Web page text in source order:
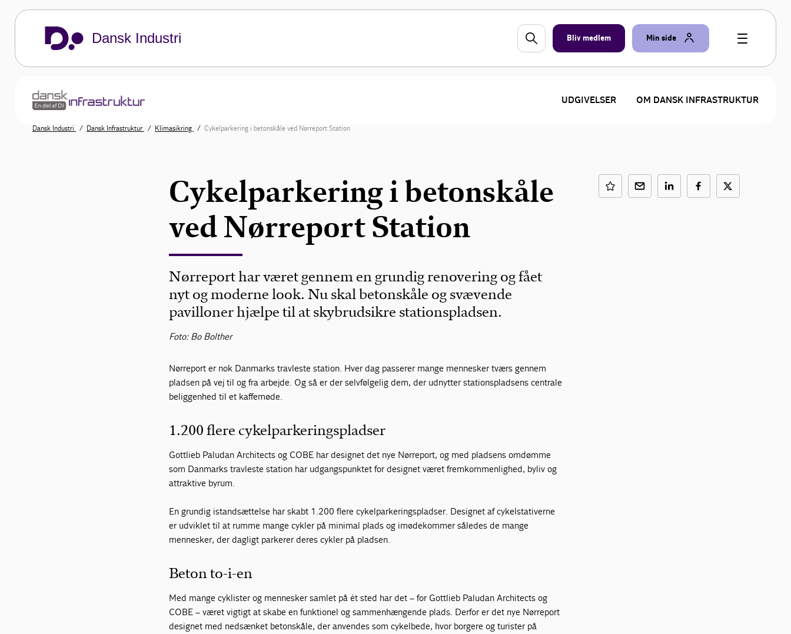
Dansk Industri Bliv medlem Min side
UDGIVELSER OM DANSK INFRASTRUKTUR
Dansk Industri Dansk Infrastruktur Klimasikring Cykelparkering i betonskåle ved Nørreport Station
Cykelparkering i betonskåle
ved Nørreport Station
Nørreport har været gennem en grundig renovering og fået
nyt og moderne look. Nu skal betonskåle og svævende
pavilloner hjælpe til at skybrudsikre stationspladsen.
Foto: Bo Bolther
Nørreport er nok Danmarks travleste station. Hver dag passerer mange mennesker tværs gennem
pladsen på vej til og fra arbejde. Og så er der selvfølgelig dem, der udnytter stationspladsens centrale
beliggenhed til et kaffemøde.
1.200 flere cykelparkeringspladser
Gottlieb Paludan Architects og COBE har designet det nye Nørreport, og med pladsens omdømme
som Danmarks travleste station har udgangspunktet for designet været fremkommenlighed, byliv og
attraktive byrum.
En grundig istandsættelse har skabt 1.200 flere cykelparkeringspladser. Designet af cykelstativerne
er udviklet til at rumme mange cykler på minimal plads og imødekommer således de mange
mennesker, der dagligt parkerer deres cykler på pladsen.
Beton to-i-en
Med mange cyklister og mennesker samlet på ét sted har det – for Gottlieb Paludan Architects og
COBE – været vigtigt at skabe en funktionel og sammenhængende plads. Derfor er det nye Nørreport
designet med nedsænket betonskåle, der anvendes som cykelbede, hvor borgere og turister på